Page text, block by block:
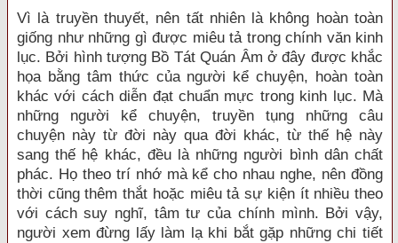
Vì là truyền thuyết, nên tất nhiên là không hoàn toàn
giống như những gì được miêu tả trong chính văn kinh
lục. Bởi hình tượng Bồ Tát Quán Âm ở đây được khắc
họa bằng tâm thức của người kể chuyện, hoàn toàn
khác với cách diễn đạt chuẩn mực trong kinh lục. Mà
những người kể chuyện, truyền tụng những câu
chuyện này từ đời này qua đời khác, từ thế hệ này
sang thế hệ khác, đều là những người bình dân chất
phác. Họ theo trí nhớ mà kể cho nhau nghe, nên đồng
thời cũng thêm thắt hoặc miêu tả sự kiện ít nhiều theo
với cách suy nghĩ, tâm tư của chính mình. Bởi vậy,
người xem đừng lấy làm lạ khi bắt gặp những chi tiết